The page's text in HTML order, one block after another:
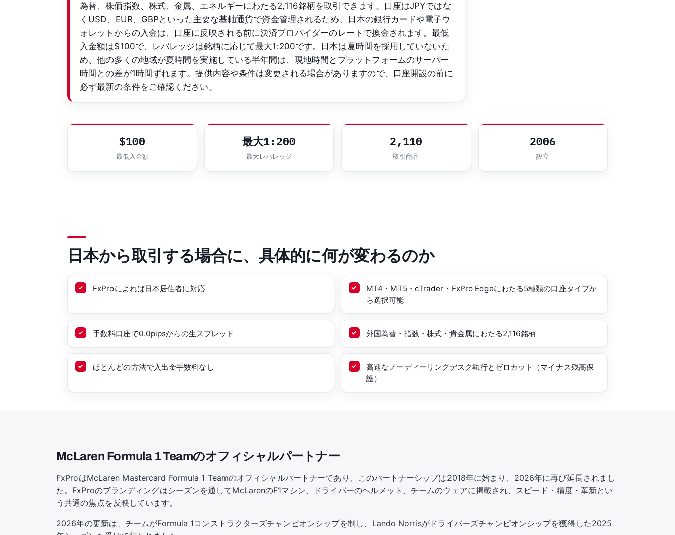
為替、株価指数、株式、金属、エネルギーにわたる2,116銘柄を取引できます。口座はJPYではな
くUSD、EUR、GBPといった主要な基軸通貨で資金管理されるため、日本の銀行カードや電子ウ
ォレットからの入金は、口座に反映される前に決済プロバイダーのレートで換金されます。最低
入金額は$100で、レバレッジは銘柄に応じて最大1:200です。日本は夏時間を採用していないた
め、他の多くの地域が夏時間を実施している半年間は、現地時間とプラットフォームのサーバー
時間との差が1時間ずれます。提供内容や条件は変更される場合がありますので、口座開設の前に
必ず最新の条件をご確認ください。
$100
最低入金額
最大1:200
最大レバレッジ
2,110
取引商品
2006
設立
日本から取引する場合に、具体的に何が変わるのか
FxProによれば日本居住者に対応
MT4・MT5・cTrader・FxPro Edgeにわたる5種類の口座タイプか
ら選択可能
手数料口座で0.0pipsからの生スプレッド 外国為替・指数・株式・貴金属にわたる2,116銘柄
ほとんどの方法で入出金手数料なし
高速なノーディーリングデスク執行とゼロカット（マイナス残高保
護）
McLaren Formula 1 Teamのオフィシャルパートナー
FxProはMcLaren Mastercard Formula 1 Teamのオフィシャルパートナーであり、このパートナーシップは2018年に始まり、2026年に再び延長されまし
た。FxProのブランディングはシーズンを通してMcLarenのF1マシン、ドライバーのヘルメット、チームのウェアに掲載され、スピード・精度・革新とい
う共通の焦点を反映しています。
2026年の更新は、チームがFormula 1コンストラクターズチャンピオンシップを制し、Lando Norrisがドライバーズチャンピオンシップを獲得した2025